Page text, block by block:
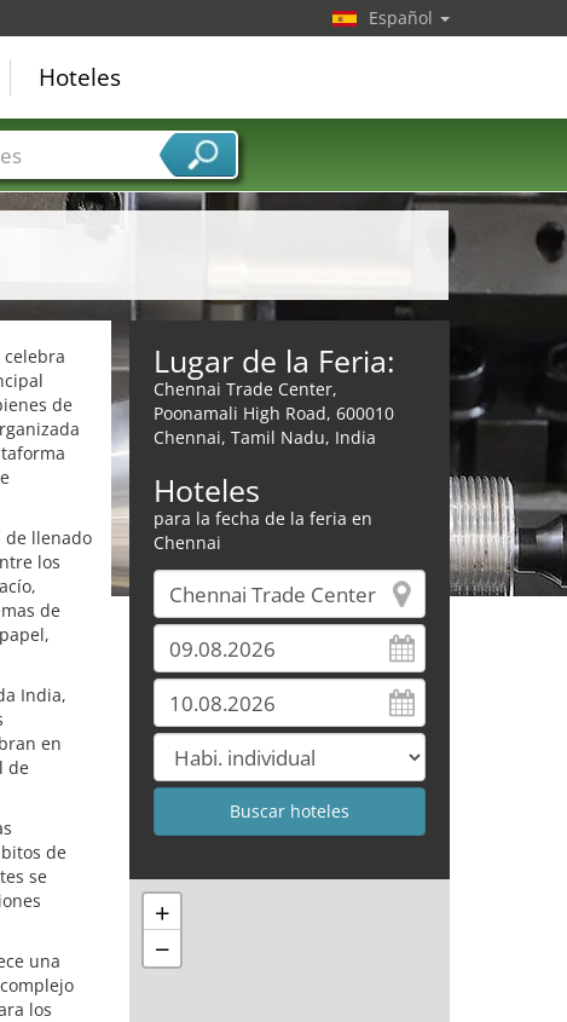
de
de llenado
los
de
India,
en
de
de
se
una
los
Lugar de la Feria:
Chennai Trade Center,
Poonamali High Road, 600010
Chennai, Tamil Nadu, India
Hoteles
para la fecha de la feria en
Chennai
+
−
Español
Hoteles
de servicios